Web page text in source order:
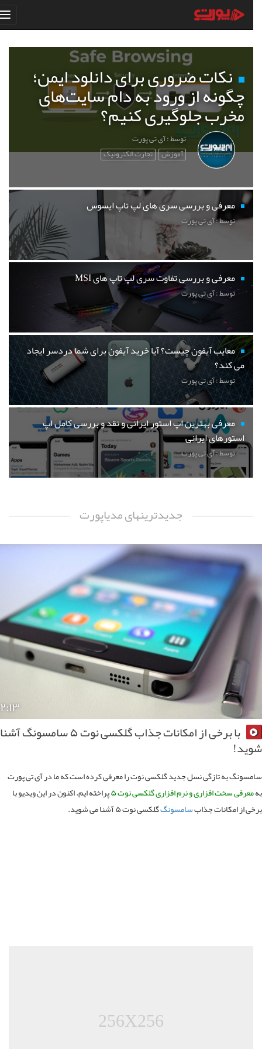
نکات ضروری برای دانلود ایمن؛
چگونه از ورود به دام سایت‌های
مخرب جلوگیری کنیم؟
توسط : آی تی پورت
آموزش تجارت الکترونیک
معرفی و بررسی سری های لپ تاپ ایسوس
توسط : آی تی پورت
معرفی و بررسی تفاوت سری لپ تاپ های MSI
توسط : آی تی پورت
معایب آیفون چیست؟ آیا خرید آیفون برای شما دردسر ایجاد
می کند؟
توسط : آی تی پورت
معرفی بهترین اپ استور ایرانی و نقد و بررسی کامل اپ
استورهای ایرانی
توسط : آی تی پورت
جدیدترینهای مدیاپورت
۲:۱۳
با برخی از امکانات جذاب گلکسی نوت ۵ سامسونگ آشنا
به تازگی نسل جدید گلکسی نوت را معرفی کرده است که ما در آی تی پورت
معرفی سخت افزاری و نرم افزاری گلکسی نوت ۵ پراخته ایم. اکنون در این ویدیو با
از امکانات جذابسامسونگگلکسی نوت ۵ آشنا می شوید.
256X256